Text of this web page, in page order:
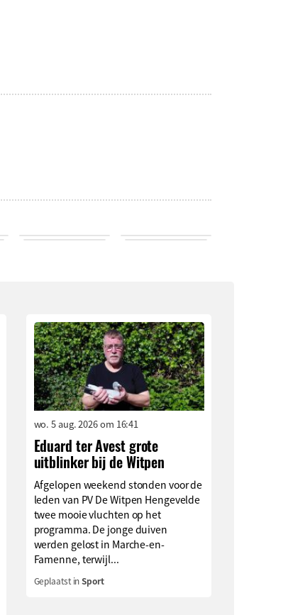
wo. 5 aug. 2026 om 16:41
Eduard ter Avest grote
uitblinker bij de Witpen
Afgelopen weekend stonden voor de
leden van PV De Witpen Hengevelde
twee mooie vluchten op het
programma. De jonge duiven
werden gelost in Marche-en-
Famenne, terwijl...
Geplaatst inSport